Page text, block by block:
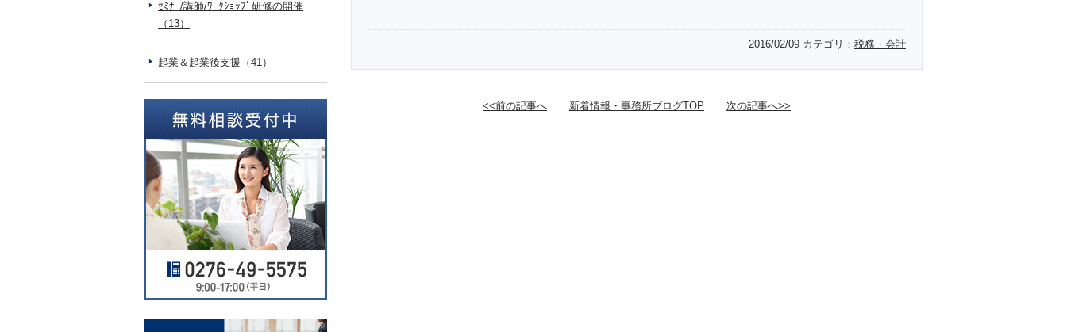
2016/02/09 カテゴリ： 税務・会計
<<前の記事へ 新着情報・事務所ブログTOP 次の記事へ>>
ｾﾐﾅｰ/講師/ﾜｰｸｼｮｯﾌﾟ研修の開催
（13）
起業＆起業後支援（41）